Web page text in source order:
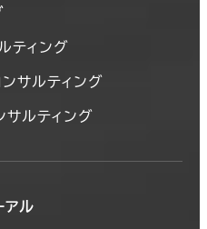
ティング
サルティング
ルティング
アル